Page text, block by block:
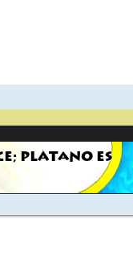
PLÁTANO ES